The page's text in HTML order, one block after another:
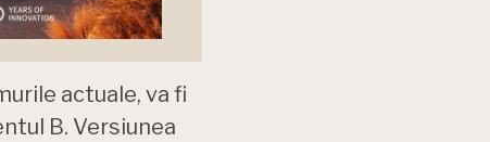
actuale, va fi
B. Versiunea